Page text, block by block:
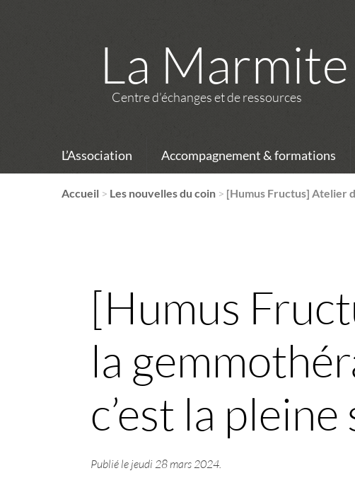
La Marmite
Centre d’échanges et de ressources
L’Association Accompagnement & formations
Accueil > Les nouvelles du coin > [Humus Fructus] Atelier
[Humus
la
c’est la
Publié le jeudi 28 mars 2024.